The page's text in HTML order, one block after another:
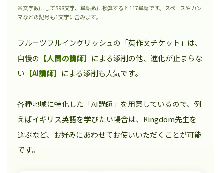
※文字数にして598文字、単語数に換算すると117単語です。スペースやカン
マなどの記号も1文字に含みます。
フルーツフルイングリッシュの「英作文チケット」は、
自慢の 【人間の講師】 による添削の他、進化が止まらな
い 【AI講師】 による添削も人気です。
各種地域に特化した「AI講師」を用意しているので、例
えばイギリス英語を学びたい場合は、Kingdom先生を
選ぶなど、お好みにあわせてお使いいただくことが可能
です。